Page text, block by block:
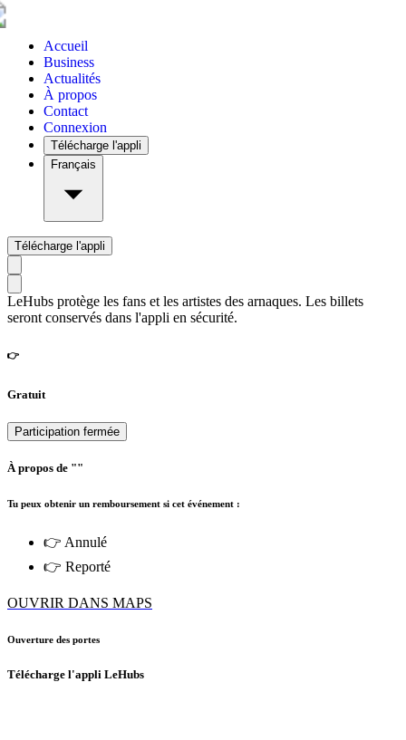
Accueil
Business
Actualités
À propos
Contact
Connexion
Télécharge l'appli
Français
Télécharge l'appli
LeHubs protège les fans et les artistes des arnaques. Les billets
seront conservés dans l'appli en sécurité.
👉
Gratuit
Participation fermée
À propos de ""
Tu peux obtenir un remboursement si cet événement :
👉 Annulé
👉 Reporté
OUVRIR DANS MAPS
Ouverture des portes
Télécharge l'appli LeHubs